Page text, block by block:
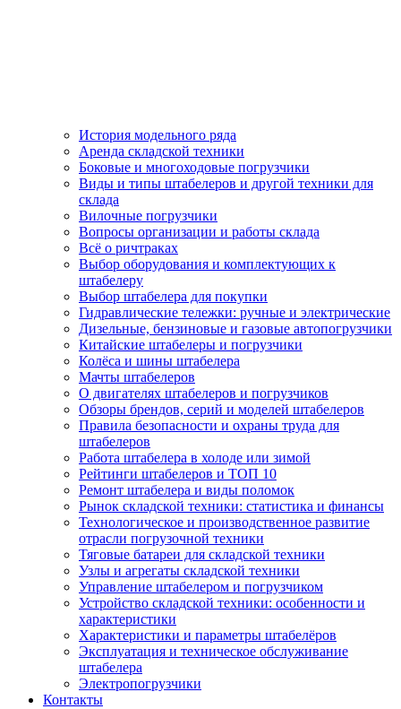
История модельного ряда
Аренда складской техники
Боковые и многоходовые погрузчики
Виды и типы штабелеров и другой техники для
склада
Вилочные погрузчики
Вопросы организации и работы склада
Всё о ричтраках
Выбор оборудования и комплектующих к
штабелеру
Выбор штабелера для покупки
Гидравлические тележки: ручные и электрические
Дизельные, бензиновые и газовые автопогрузчики
Китайские штабелеры и погрузчики
Колёса и шины штабелера
Мачты штабелеров
О двигателях штабелеров и погрузчиков
Обзоры брендов, серий и моделей штабелеров
Правила безопасности и охраны труда для
штабелеров
Работа штабелера в холоде или зимой
Рейтинги штабелеров и ТОП 10
Ремонт штабелера и виды поломок
Рынок складской техники: статистика и финансы
Технологическое и производственное развитие
отрасли погрузочной техники
Тяговые батареи для складской техники
Узлы и агрегаты складской техники
Управление штабелером и погрузчиком
Устройство складской техники: особенности и
характеристики
Характеристики и параметры штабелёров
Эксплуатация и техническое обслуживание
штабелера
Электропогрузчики
Контакты